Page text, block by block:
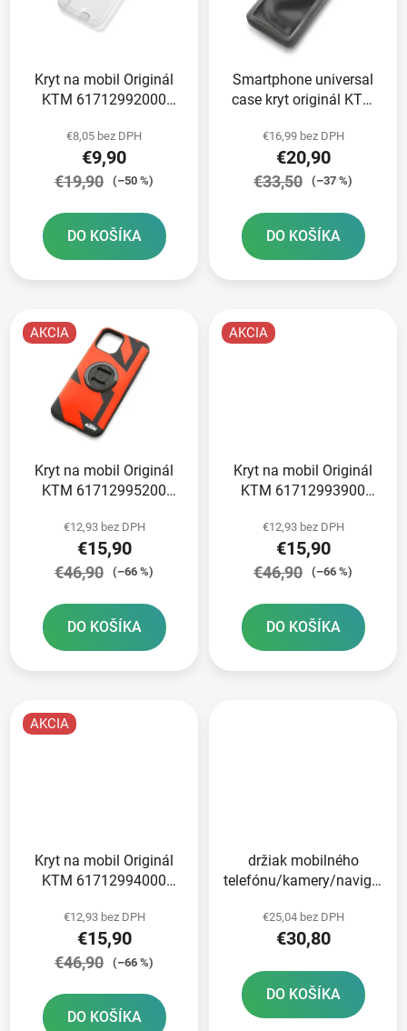
Kryt na mobil Originál
KTM 61712992000
IPHONE 6-7-8
€8,05 bez DPH
€9,90
€19,90 (–50 %)
DO KOŠÍKA
Smartphone universal
case kryt originál KTM
€16,99 bez DPH
€20,90
€33,50 (–37 %)
DO KOŠÍKA
AKCIA
Kryt na mobil Originál
KTM 61712995200
IPHONE 13 PRO MAX
€12,93 bez DPH
€15,90
€46,90 (–66 %)
DO KOŠÍKA
AKCIA
Kryt na mobil Originál
KTM 61712993900
IPHONE 12 PRO MAX
€12,93 bez DPH
€15,90
€46,90 (–66 %)
DO KOŠÍKA
AKCIA
Kryt na mobil Originál
KTM 61712994000
Iphone 12 / 12 Pro
€12,93 bez DPH
€15,90
€46,90 (–66 %)
DO KOŠÍKA
držiak mobilného
telefónu/kamery/navigácie
upevnenie pomocou
popruhov OXFORD
€25,04 bez DPH
€30,80
DO KOŠÍKA